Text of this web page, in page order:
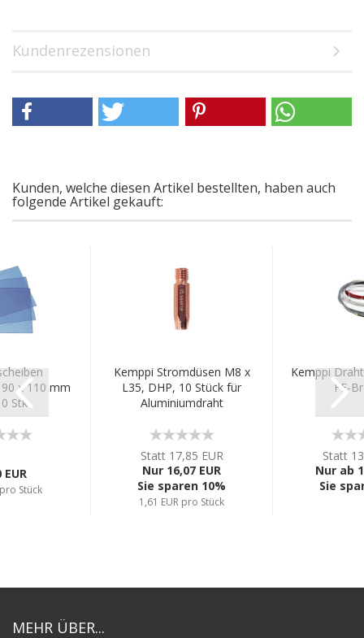
Kundenrezensionen
Kunden, welche diesen Artikel bestellten, haben auch
folgende Artikel gekauft:
x 110 mm
Stk
EUR
Stück
Kemppi Stromdüsen M8 x
L35, DHP, 10 Stück für
Aluminiumdraht
Statt 17,85 EUR
Nur 16,07 EUR
Sie sparen 10%
1,61 EUR pro Stück
Kemppi
FE-
Statt
Nur ab
Sie
MEHR ÜBER...